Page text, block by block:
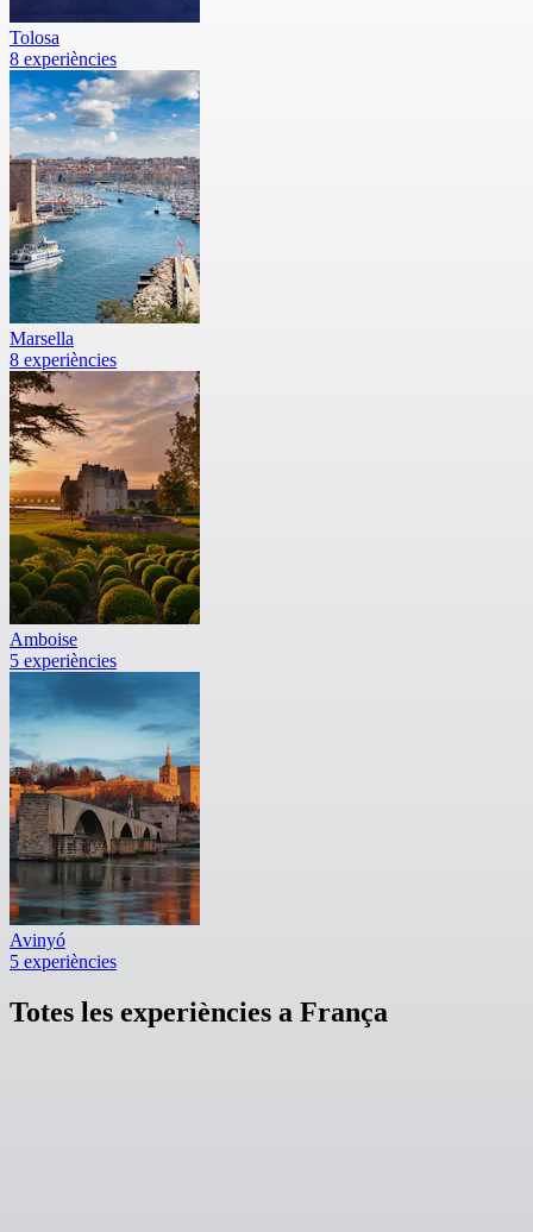
Tolosa
8 experiències
Marsella
8 experiències
Amboise
5 experiències
Avinyó
5 experiències
Totes les experiències a França